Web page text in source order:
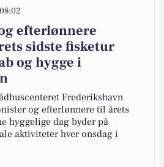
efterlønnere
sidste fisketur
og hygge i
Frederikshavn
og efterlønnere til årets
hyggelige dag byder på
aktiviteter hver onsdag i